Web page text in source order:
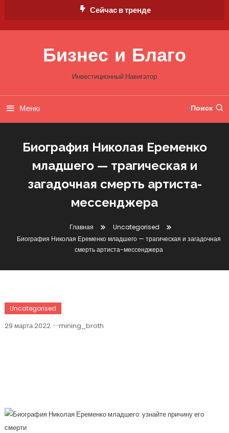
Сейчас в тренде
Бизнес и Благо
Инвестиционный Навигатор
Меню Поиск
Биография Николая Еременко
младшего — трагическая и
загадочная смерть артиста-
мессенджера
Главная
Uncategorised
Биография Николая Еременко младшего — трагическая и загадочная
смерть артиста-мессенджера
Uncategorised
29 марта 2022 mining_broth